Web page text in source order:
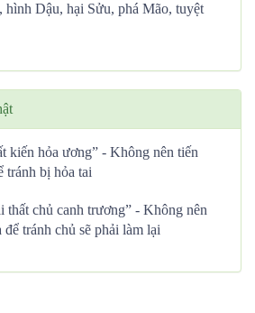
Dậu, hại Sửu, phá Mão, tuyệt
kiến hỏa ương” - Không nên tiến
tránh bị hỏa tai
thất chủ canh trương” - Không nên
tránh chủ sẽ phải làm lại